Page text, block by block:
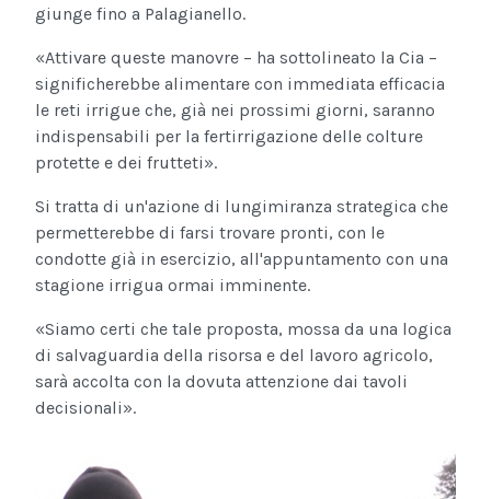
giunge fino a Palagianello.
«Attivare queste manovre – ha sottolineato la Cia –
significherebbe alimentare con immediata efficacia
le reti irrigue che, già nei prossimi giorni, saranno
indispensabili per la fertirrigazione delle colture
protette e dei frutteti».
Si tratta di un'azione di lungimiranza strategica che
permetterebbe di farsi trovare pronti, con le
condotte già in esercizio, all'appuntamento con una
stagione irrigua ormai imminente.
«Siamo certi che tale proposta, mossa da una logica
di salvaguardia della risorsa e del lavoro agricolo,
sarà accolta con la dovuta attenzione dai tavoli
decisionali».